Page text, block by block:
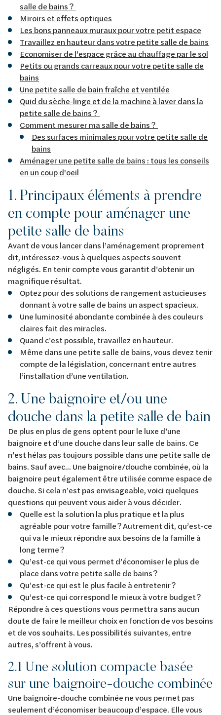
salle de bains ?
Miroirs et effets optiques
Les bons panneaux muraux pour votre petit espace
Travaillez en hauteur dans votre petite salle de bains
Economiser de l'espace grâce au chauffage par le sol
Petits ou grands carreaux pour votre petite salle de
bains
Une petite salle de bain fraîche et ventilée
Quid du sèche-linge et de la machine à laver dans la
petite salle de bains ?
Comment mesurer ma salle de bains ?
Des surfaces minimales pour votre petite salle de
bains
Aménager une petite salle de bains : tous les conseils
en un coup d'oeil
1. Principaux éléments à prendre
en compte pour aménager une
petite salle de bains
Avant de vous lancer dans l’aménagement proprement
dit, intéressez-vous à quelques aspects souvent
négligés. En tenir compte vous garantit d’obtenir un
magnifique résultat.
Optez pour des solutions de rangement astucieuses
donnant à votre salle de bains un aspect spacieux.
Une luminosité abondante combinée à des couleurs
claires fait des miracles.
Quand c’est possible, travaillez en hauteur.
Même dans une petite salle de bains, vous devez tenir
compte de la législation, concernant entre autres
l’installation d’une ventilation.
2. Une baignoire et/ou une
douche dans la petite salle de bain
De plus en plus de gens optent pour le luxe d’une
baignoire et d’une douche dans leur salle de bains. Ce
n’est hélas pas toujours possible dans une petite salle de
bains. Sauf avec... Une baignoire/douche combinée, où la
baignoire peut également être utilisée comme espace de
douche. Si cela n’est pas envisageable, voici quelques
questions qui peuvent vous aider à vous décider.
Quelle est la solution la plus pratique et la plus
agréable pour votre famille ? Autrement dit, qu’est-ce
qui va le mieux répondre aux besoins de la famille à
long terme ?
Qu’est-ce qui vous permet d’économiser le plus de
place dans votre petite salle de bains ?
Qu’est-ce qui est le plus facile à entretenir ?
Qu’est-ce qui correspond le mieux à votre budget ?
Répondre à ces questions vous permettra sans aucun
doute de faire le meilleur choix en fonction de vos besoins
et de vos souhaits. Les possibilités suivantes, entre
autres, s’offrent à vous.
2.1 Une solution compacte basée
sur une baignoire-douche combinée
Une baignoire-douche combinée ne vous permet pas
seulement d’économiser beaucoup d’espace. Elle vous